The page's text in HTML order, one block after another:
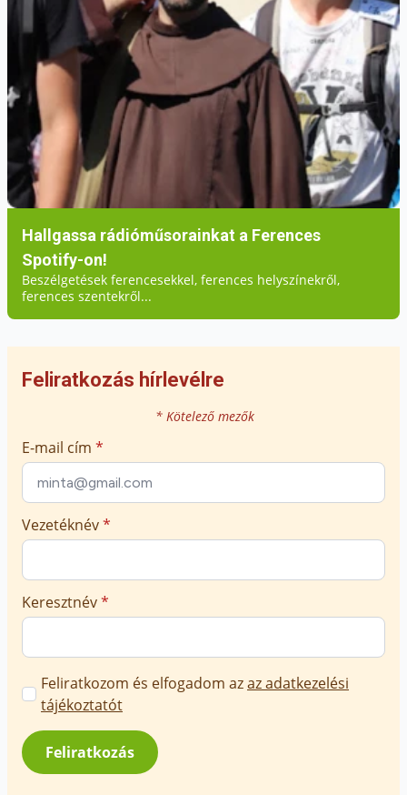
Hallgassa rádióműsorainkat a Ferences
Spotify-on!
Beszélgetések ferencesekkel, ferences helyszínekről,
ferences szentekről...
Feliratkozás hírlevélre
* Kötelező mezők
E-mail cím *
Vezetéknév*
Keresztnév*
Marketing
üzenetek
jóváhagyása
*
Feliratkozom és elfogadom azaz adatkezelési
tájékoztatót
Feliratkozás